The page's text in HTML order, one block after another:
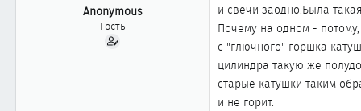
Anonymous
Гость
и свечи заодно.Была
Почему на одном -
с "глючного" горшка
цилиндра такую же
старые катушки таким
и не горит.